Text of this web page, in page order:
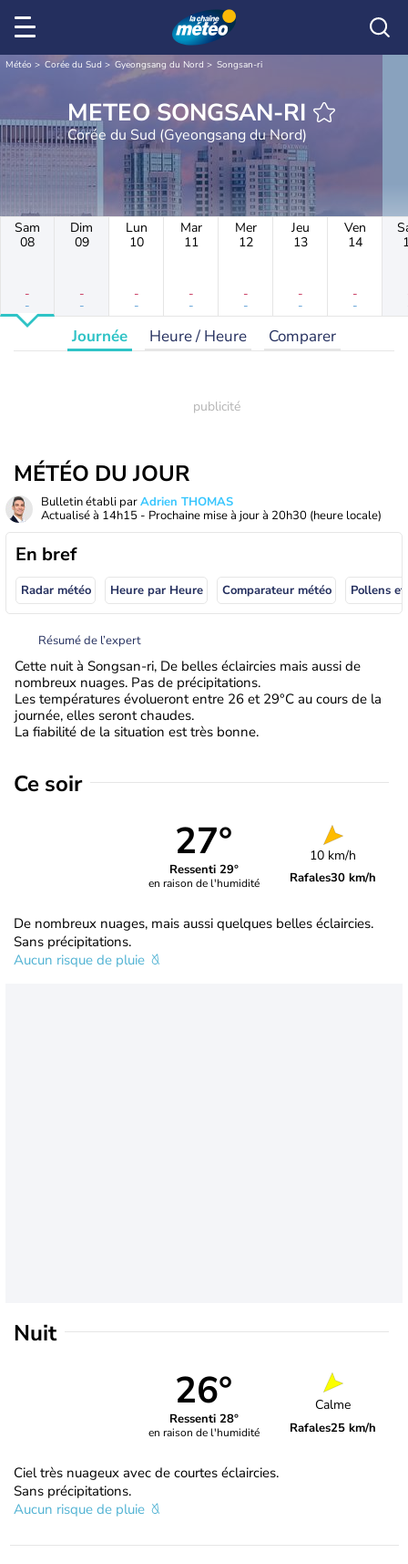
Météo Corée du Sud Gyeongsang du Nord Songsan-ri
METEO SONGSAN-RI
Corée du Sud (Gyeongsang du Nord)
Sam
08
-
-
Dim
09
-
-
Lun
10
-
-
Mar
11
-
-
Mer
12
-
-
Jeu
13
-
-
Ven
14
-
-
Journée Heure / Heure Comparer
MÉTÉO DU JOUR
Bulletin établi parAdrien THOMAS
Actualisé à 14h15 - Prochaine mise à jour à 20h30 (heure locale)
En bref
Radar météo Heure par Heure Comparateur météo Pollens
Résumé de l’expert
Cette nuit à Songsan-ri, De belles éclaircies mais aussi de
nombreux nuages. Pas de précipitations.
Les températures évolueront entre 26 et 29°C au cours de la
journée, elles seront chaudes.
La fiabilité de la situation est très bonne.
Ce soir
27°
Ressenti 29°
en raison de l'humidité
10 km/h
Rafales30 km/h
De nombreux nuages, mais aussi quelques belles éclaircies.
Sans précipitations.
Aucun risque de pluie
Nuit
26°
Ressenti 28°
en raison de l'humidité
Calme
Rafales25 km/h
Ciel très nuageux avec de courtes éclaircies.
Sans précipitations.
Aucun risque de pluie